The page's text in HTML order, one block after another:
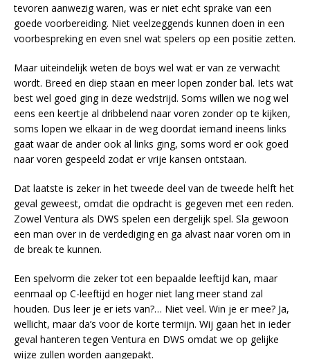
tevoren aanwezig waren, was er niet echt sprake van een
goede voorbereiding. Niet veelzeggends kunnen doen in een
voorbespreking en even snel wat spelers op een positie zetten.
Maar uiteindelijk weten de boys wel wat er van ze verwacht
wordt. Breed en diep staan en meer lopen zonder bal. Iets wat
best wel goed ging in deze wedstrijd. Soms willen we nog wel
eens een keertje al dribbelend naar voren zonder op te kijken,
soms lopen we elkaar in de weg doordat iemand ineens links
gaat waar de ander ook al links ging, soms word er ook goed
naar voren gespeeld zodat er vrije kansen ontstaan.
Dat laatste is zeker in het tweede deel van de tweede helft het
geval geweest, omdat die opdracht is gegeven met een reden.
Zowel Ventura als DWS spelen een dergelijk spel. Sla gewoon
een man over in de verdediging en ga alvast naar voren om in
de break te kunnen.
Een spelvorm die zeker tot een bepaalde leeftijd kan, maar
eenmaal op C-leeftijd en hoger niet lang meer stand zal
houden. Dus leer je er iets van?… Niet veel. Win je er mee? Ja,
wellicht, maar da’s voor de korte termijn. Wij gaan het in ieder
geval hanteren tegen Ventura en DWS omdat we op gelijke
wijze zullen worden aangepakt.